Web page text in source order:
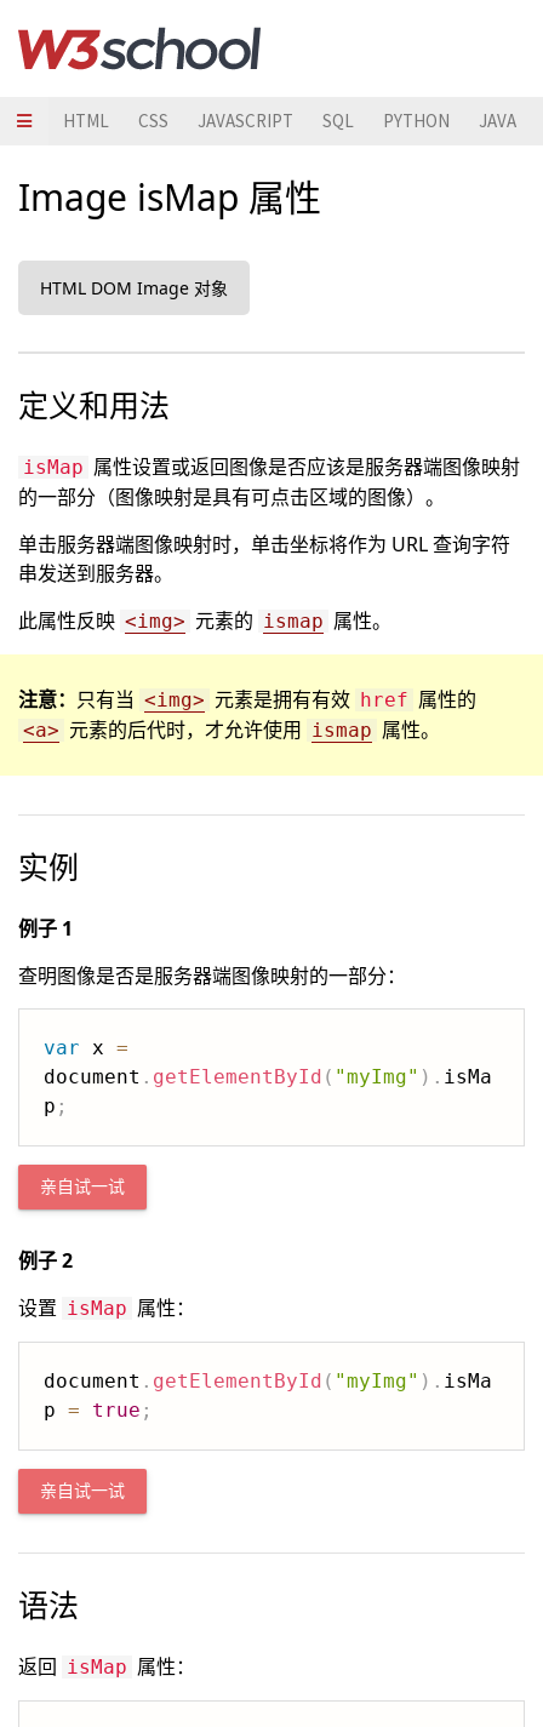
HTML CSS JAVASCRIPT SQL PYTHON JAVA
Image isMap 属性
HTML DOM Image 对象
定义和用法
isMap 属性设置或返回图像是否应该是服务器端图像映射
的一部分（图像映射是具有可点击区域的图像）。
单击服务器端图像映射时，单击坐标将作为 URL 查询字符
串发送到服务器。
此属性反映 <img> 元素的 ismap 属性。
注意： 只有当 <img> 元素是拥有有效 href 属性的
<a> 元素的后代时，才允许使用 ismap 属性。
实例
例子 1
查明图像是否是服务器端图像映射的一部分：
var x =
document . getElementById ( "myImg" ) . isMa
p ;
亲自试一试
例子 2
设置 isMap 属性：
document . getElementById ( "myImg" ) . isMa
p = true ;
亲自试一试
语法
返回 isMap 属性：